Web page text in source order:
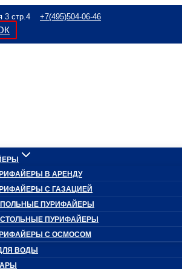
3 стр.4 +7(495)504-06-46
В АРЕНДУ
С ГАЗАЦИЕЙ
ПУРИФАЙЕРЫ
ПУРИФАЙЕРЫ
С ОСМОСОМ
ВОДЫ